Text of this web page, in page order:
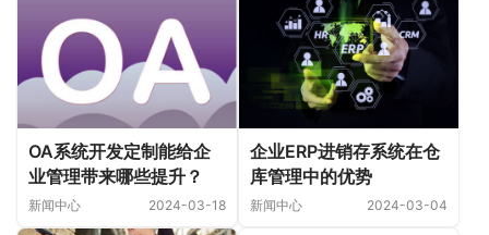
OA系统开发定制能给企
业管理带来哪些提升？
新闻中心 2024-03-18
企业ERP进销存系统在仓
库管理中的优势
新闻中心 2024-03-04